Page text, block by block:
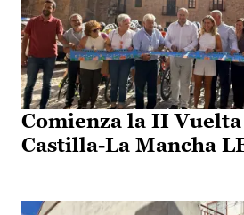
Comienza la II
Castilla-La Mancha